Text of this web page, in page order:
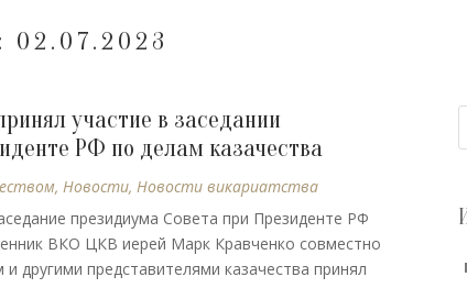
02.07.2023
участие в заседании
РФ по делам казачества
, Новости, Новости викариатства
президиума Совета при Президенте РФ
ВКО ЦКВ иерей Марк Кравченко совместно
представителями казачества принял